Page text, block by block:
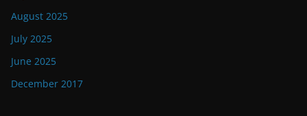
August 2025
July 2025
June 2025
December 2017